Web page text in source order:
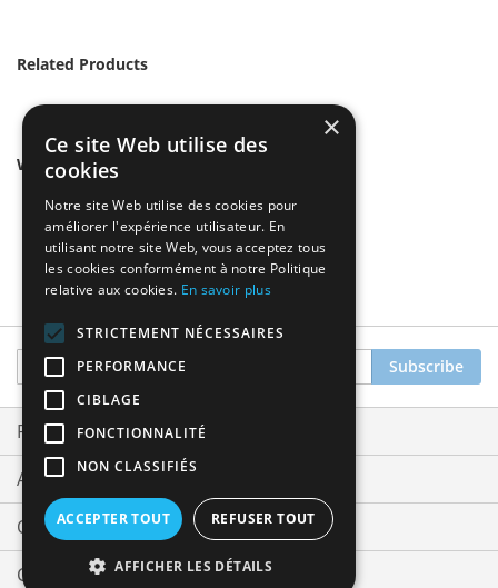
Related Products
We found other products you might like!
Sign
Up
for
Our
Newsletter:
Subscribe
Privacy and Cookie Policy
Advanced Search
Orders and Returns
Contact Us
×
Ce site Web utilise des
cookies
Notre site Web utilise des cookies pour
améliorer l'expérience utilisateur. En
utilisant notre site Web, vous acceptez tous
les cookies conformément à notre Politique
relative aux cookies. En savoir plus
STRICTEMENT NÉCESSAIRES
PERFORMANCE
CIBLAGE
FONCTIONNALITÉ
NON CLASSIFIÉS
ACCEPTER TOUT REFUSER TOUT
AFFICHER LES DÉTAILS